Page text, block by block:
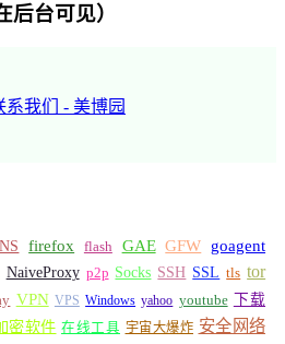
后台可见）
系我们 - 美博园
firefox flash GAE GFW
goagent
NaiveProxy p2p Socks SSH SSL tls tor
VPN VPS Windows yahoo youtube 下载
密软件 在线工具 宇宙大爆炸 安全网络